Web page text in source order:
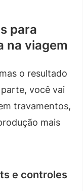
para
na viagem
o resultado
você vai
travamentos,
mais
e controles